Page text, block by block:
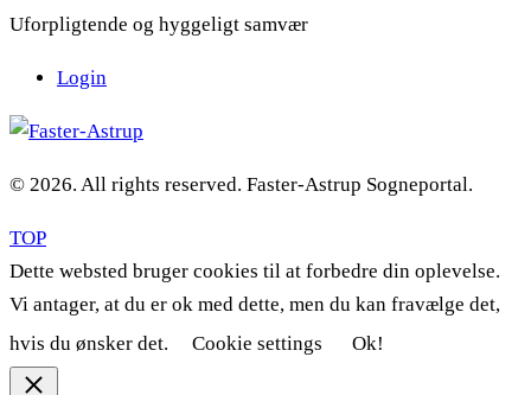
Uforpligtende og hyggeligt samvær
Login
© 2026. All rights reserved. Faster-Astrup Sogneportal.
TOP
Dette websted bruger cookies til at forbedre din oplevelse.
Vi antager, at du er ok med dette, men du kan fravælge det,
hvis du ønsker det.
Cookie settings Ok!